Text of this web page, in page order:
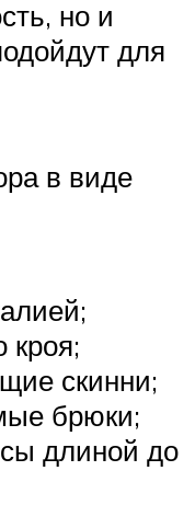
но и
для
в виде
кроя;
скинни;
брюки;
длиной до